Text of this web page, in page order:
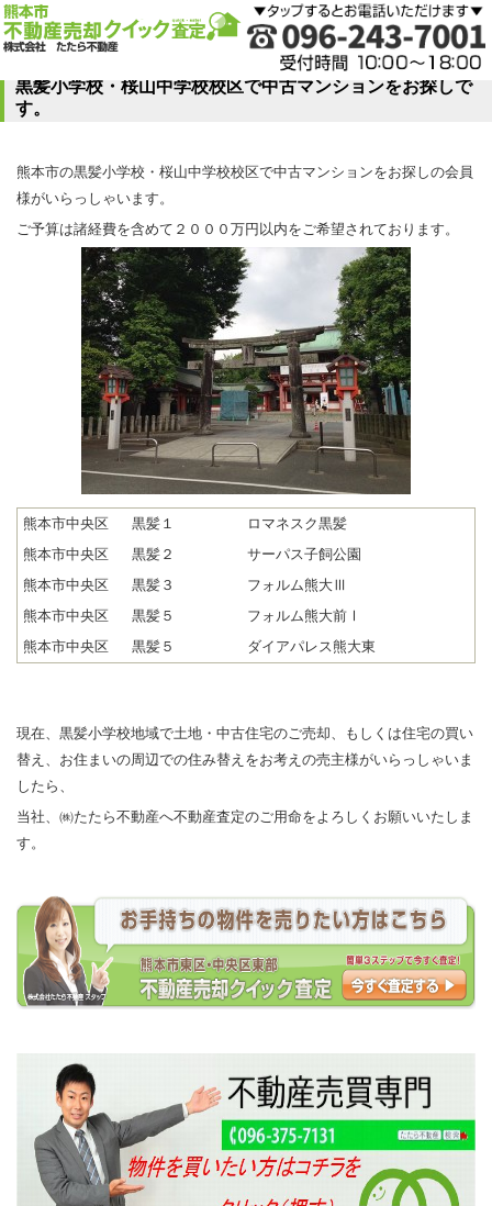
黒髪小学校・桜山中学校校区で中古マンションをお探しで
す。
熊本市の黒髪小学校・桜山中学校校区で中古マンションをお探しの会員
様がいらっしゃいます。
ご予算は諸経費を含めて２０００万円以内をご希望されております。
熊本市中央区 黒髪１
ロマネスク黒髪
熊本市中央区
黒髪２
サーパス子飼公園
熊本市中央区
黒髪３
フォルム熊大Ⅲ
熊本市中央区
黒髪５
フォルム熊大前Ⅰ
熊本市中央区
黒髪５ ダイアパレス熊大東
現在、黒髪小学校地域で土地・中古住宅のご売却、もしくは住宅の買い
替え、お住まいの周辺での住み替えをお考えの売主様がいらっしゃいま
したら、
当社、㈱たたら不動産へ不動産査定のご用命をよろしくお願いいたしま
す。